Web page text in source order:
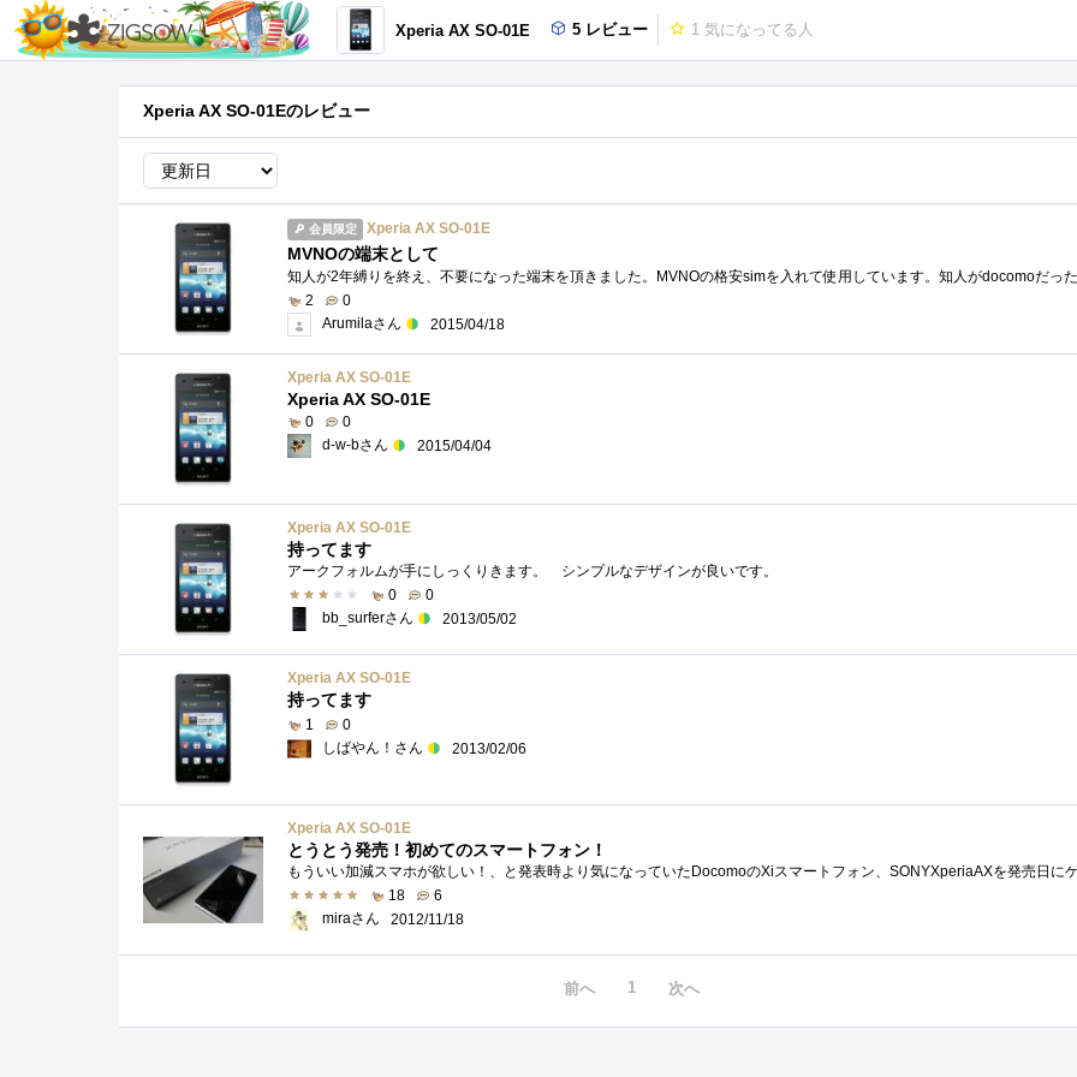
Xperia AX SO-01E 5 レビュー 1 気になってる人
Xperia AX SO-01Eのレビュー
会員限定 Xperia AX SO-01E
MVNOの端末として
2
0
Arumilaさん
2015/04/18
Xperia AX SO-01E
Xperia AX SO-01E
0
0
d-w-bさん
2015/04/04
Xperia AX SO-01E
持ってます
アークフォルムが手にしっくりきます。 シンプルなデザインが良いです。
0
0
bb_surferさん
2013/05/02
Xperia AX SO-01E
持ってます
1
0
しばやん！さん
2013/02/06
Xperia AX SO-01E
とうとう発売！初めてのスマートフォン！
18
6
miraさん
2012/11/18
前へ 1 次へ